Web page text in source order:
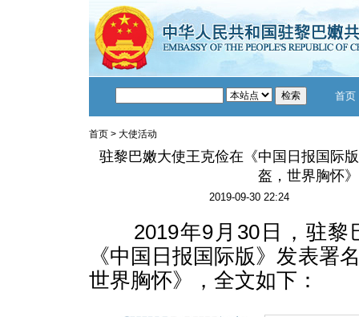
首页
首页 > 大使活动
驻黎巴嫩大使王克俭在《中国日报国际
盔，世界胸怀》
2019-09-30 22:24
2019年9月30日，驻黎
《中国日报国际版》发表署
世界胸怀》，全文如下：